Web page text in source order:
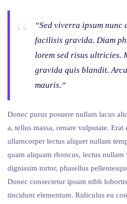
“Sed viverra ipsum nunc
facilisis gravida. Diam
lorem sed risus ultricies.
gravida quis blandit.
mauris.“
Donec purus posuere nullam lacus
a, tellus massa, ornare vulputate. Erat
ullamcorper lectus aliquet nullam
quam aliquam rhoncus, lectus
dignissim tortor, phasellus
Donec consectetur ipsum nibh
tincidunt elementum. Ridiculus eu